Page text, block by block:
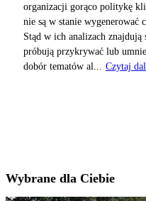
organizacji gorąco politykę
nie są w stanie wygenerować
Stąd w ich analizach
próbują przykrywać lub
dobór tematów al...
Czytaj
Wybrane dla Ciebie